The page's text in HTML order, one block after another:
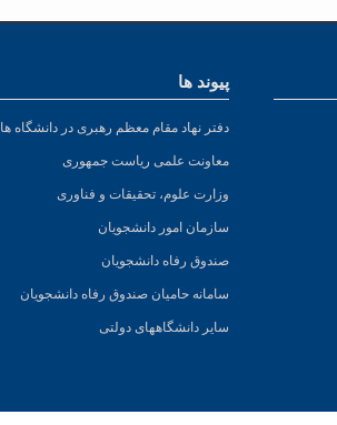
پیوند ها
دفتر نهاد مقام معظم رهبری در دانشگاه ها
معاونت علمی ریاست جمهوری
وزارت علوم، تحقیقات و فناوری
سازمان امور دانشجویان
صندوق رفاه دانشجویان
سامانه حامیان صندوق رفاه دانشجویان
سایر دانشگاههای دولتی